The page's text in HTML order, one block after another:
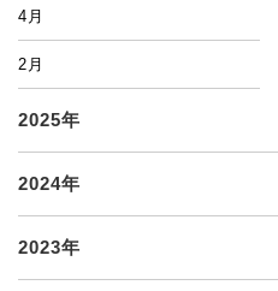
4月
2月
2025年
2024年
2023年